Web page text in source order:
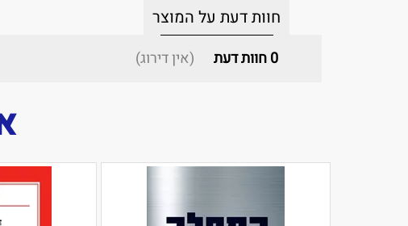
חוות דעת על המוצר
0חוות דעת (אין דירוג)